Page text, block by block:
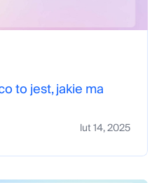
to jest, jakie ma
lut 14, 2025